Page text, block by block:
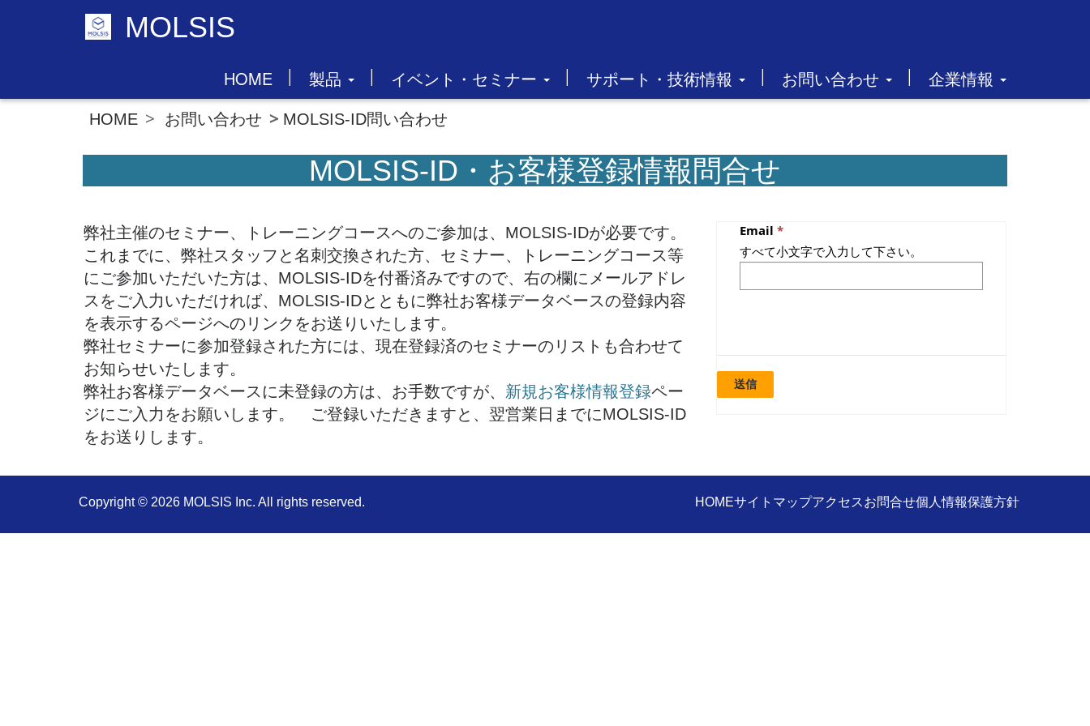
MOLSIS
HOME 製品 イベント・セミナー サポート・技術情報 お問い合わせ 企業情報
HOME お問い合わせ MOLSIS-ID問い合わせ
MOLSIS-ID・お客様登録情報問合せ
弊社主催のセミナー、トレーニングコースへのご参加は、MOLSIS-IDが必要です。
これまでに、弊社スタッフと名刺交換された方、セミナー、トレーニングコース等
にご参加いただいた方は、MOLSIS-IDを付番済みですので、右の欄にメールアドレ
スをご入力いただければ、MOLSIS-IDとともに弊社お客様データベースの登録内容
を表示するページへのリンクをお送りいたします。
弊社セミナーに参加登録された方には、現在登録済のセミナーのリストも合わせて
お知らせいたします。
弊社お客様データベースに未登録の方は、お手数ですが、 新規お客様情報登録ペー
ジにご入力をお願いします。 ご登録いただきますと、翌営業日までにMOLSIS-ID
をお送りします。
Email
すべて小文字で入力して下さい。
Copyright © 2026 MOLSIS Inc. All rights reserved. ​HOMEサイトマップアクセスお問合せ個人情報保護方針